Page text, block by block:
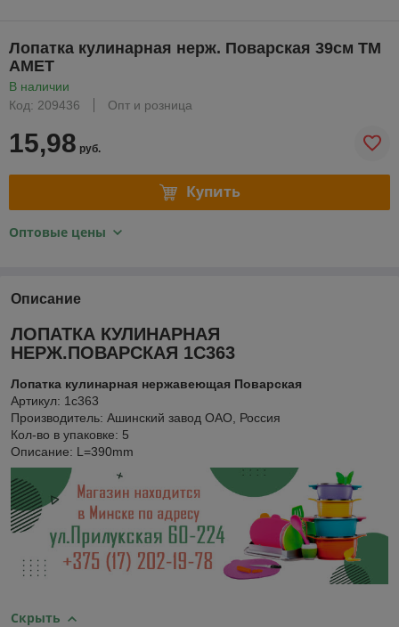
Лопатка кулинарная нерж. Поварская 39см ТМ
АМЕТ
В наличии
Код: 209436
Опт и розница
15,98 руб.
Купить
Оптовые цены
Описание
ЛОПАТКА КУЛИНАРНАЯ
НЕРЖ.ПОВАРСКАЯ 1С363
Лопатка кулинарная нержавеющая Поварская
Артикул: 1с363
Производитель: Ашинский завод ОАО, Россия
Кол-во в упаковке: 5
Описание: L=390mm
Скрыть